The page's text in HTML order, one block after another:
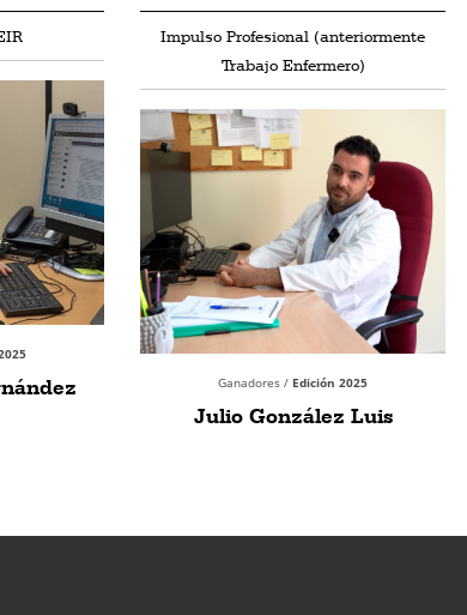
Impulso Profesional (anteriormente
Trabajo Enfermero)
Ganadores / Edición 2025
Julio González Luis